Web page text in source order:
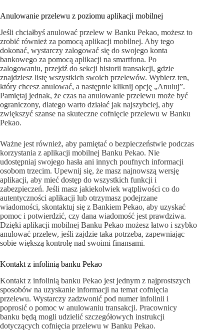
Anulowanie przelewu z poziomu aplikacji mobilnej
Jeśli chciałbyś anulować przelew w Banku Pekao, możesz to
zrobić również za pomocą aplikacji mobilnej. Aby tego
dokonać, wystarczy zalogować się do swojego konta
bankowego za pomocą aplikacji na smartfona. Po
zalogowaniu, przejdź do sekcji historii transakcji, gdzie
znajdziesz listę wszystkich swoich przelewów. Wybierz ten,
który chcesz anulować, a następnie kliknij opcję „Anuluj”.
Pamiętaj jednak, że czas na anulowanie przelewu może być
ograniczony, dlatego warto działać jak najszybciej, aby
zwiększyć szanse na skuteczne cofnięcie przelewu w Banku
Pekao.
Ważne jest również, aby pamiętać o bezpieczeństwie podczas
korzystania z aplikacji mobilnej Banku Pekao. Nie
udostępniaj swojego hasła ani innych poufnych informacji
osobom trzecim. Upewnij się, że masz najnowszą wersję
aplikacji, aby mieć dostęp do wszystkich funkcji i
zabezpieczeń. Jeśli masz jakiekolwiek wątpliwości co do
autentyczności aplikacji lub otrzymasz podejrzane
wiadomości, skontaktuj się z Bankiem Pekao, aby uzyskać
pomoc i potwierdzić, czy dana wiadomość jest prawdziwa.
Dzięki aplikacji mobilnej Banku Pekao możesz łatwo i szybko
anulować przelew, jeśli zajdzie taka potrzeba, zapewniając
sobie większą kontrolę nad swoimi finansami.
Kontakt z infolinią banku Pekao
Kontakt z infolinią banku Pekao jest jednym z najprostszych
sposobów na uzyskanie informacji na temat cofnięcia
przelewu. Wystarczy zadzwonić pod numer infolinii i
poprosić o pomoc w anulowaniu transakcji. Pracownicy
banku będą mogli udzielić szczegółowych instrukcji
dotyczących cofnięcia przelewu w Banku Pekao.